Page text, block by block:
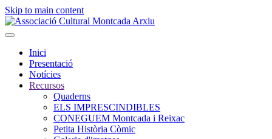
Skip to main content
Inici
Presentació
Notícies
Recursos
Quaderns
ELS IMPRESCINDIBLES
CONEGUEM Montcada i Reixac
Petita Història Còmic